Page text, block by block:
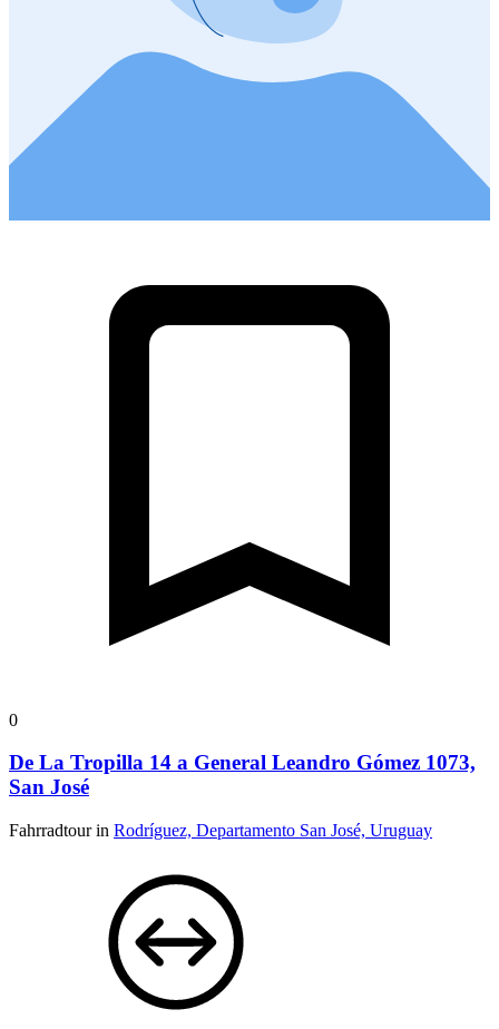
0
De La Tropilla 14 a General Leandro Gómez 1073,
San José
Fahrradtour in Rodríguez, Departamento San José, Uruguay